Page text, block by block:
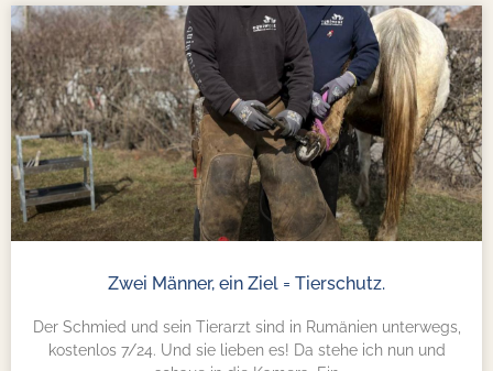
Zwei Männer, ein Ziel = Tierschutz.
Der Schmied und sein Tierarzt sind in Rumänien unterwegs,
kostenlos 7/24. Und sie lieben es! Da stehe ich nun und